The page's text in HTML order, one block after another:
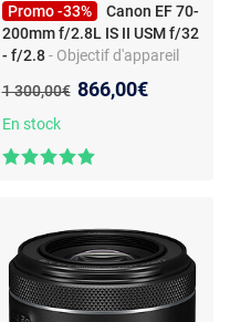
Promo -33%
Canon EF 70-
200mm f/2.8L IS II USM f/32
- f/2.8 - Objectif d'appareil
Monture Canon EF - f/2.8 -
Stabilisé - AF USM
Ancien prix :
1 300,00€ Nouveau prix :
866,00€
En stock